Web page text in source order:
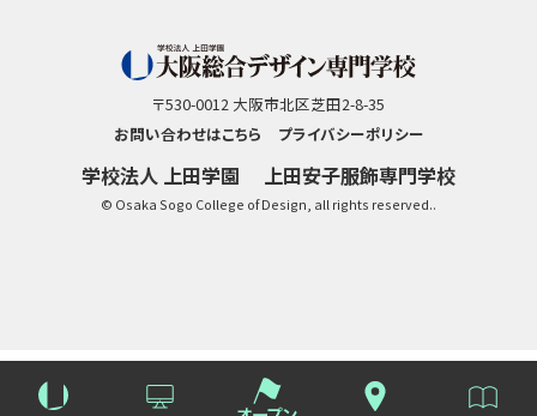
〒530-0012 大阪市北区芝田2-8-35
お問い合わせはこちら
プライバシーポリシー
学校法人 上田学園 上田安子服飾専門学校
© Osaka Sogo College of Design, all rights reserved..